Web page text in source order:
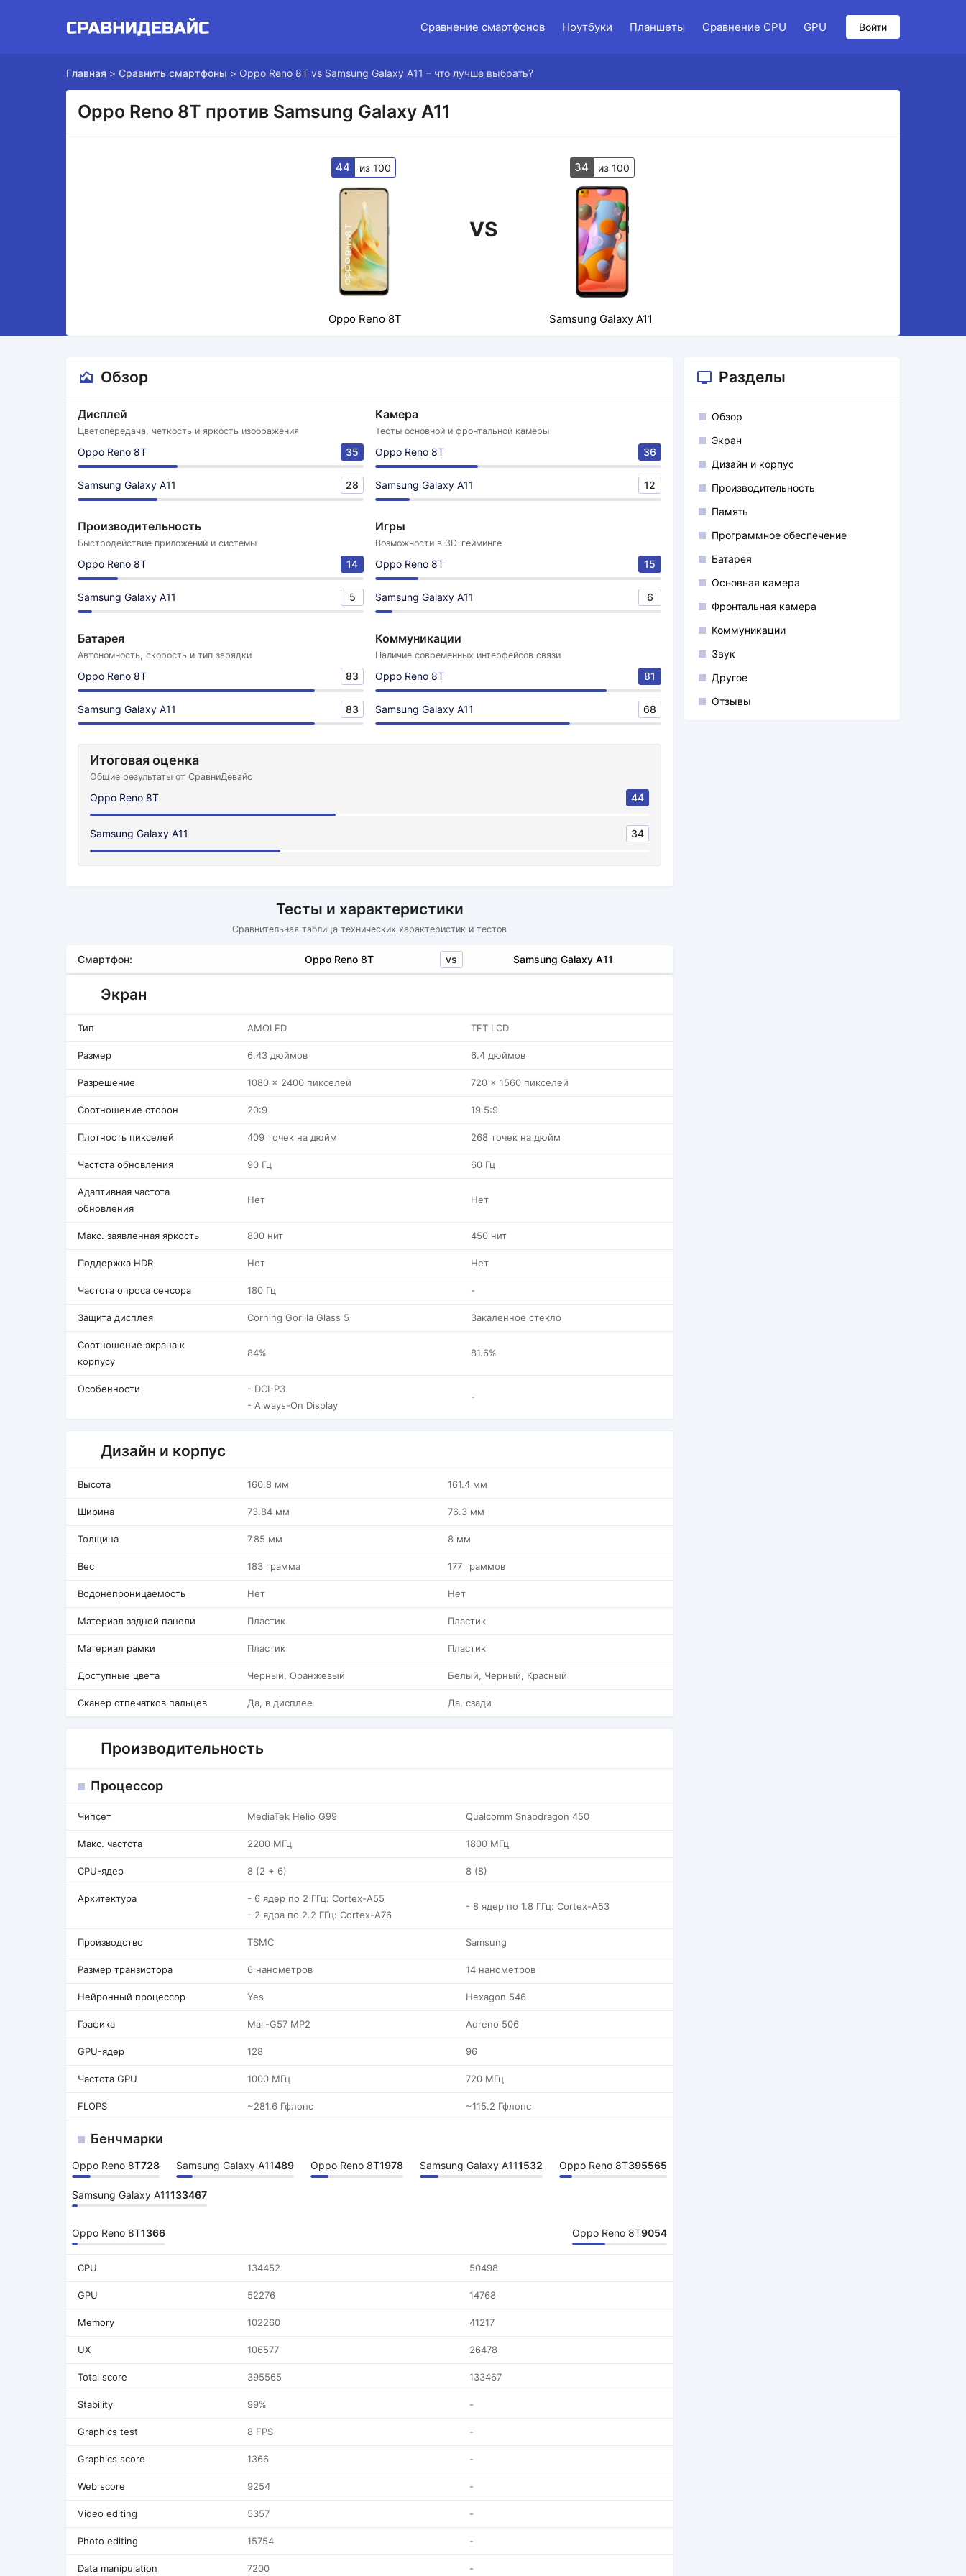
Сравнение смартфонов Ноутбуки Планшеты Сравнение CPU GPU Войти
Главная > Сравнить смартфоны > Oppo Reno 8T vs Samsung Galaxy A11 – что лучше выбрать?
Oppo Reno 8T против Samsung Galaxy A11
44 из 100
VS
34 из 100
Oppo Reno 8T Samsung Galaxy A11
Обзор
Дисплей
Цветопередача, четкость и яркость изображения
Oppo Reno 8T 35
Samsung Galaxy A11 28
Камера
Тесты основной и фронтальной камеры
Oppo Reno 8T 36
Samsung Galaxy A11 12
Производительность
Быстродействие приложений и системы
Oppo Reno 8T 14
Samsung Galaxy A11 5
Игры
Возможности в 3D-гейминге
Oppo Reno 8T 15
Samsung Galaxy A11 6
Батарея
Автономность, скорость и тип зарядки
Oppo Reno 8T 83
Samsung Galaxy A11 83
Коммуникации
Наличие современных интерфейсов связи
Oppo Reno 8T 81
Samsung Galaxy A11 68
Итоговая оценка
Общие результаты от СравниДевайс
Oppo Reno 8T 44
Samsung Galaxy A11 34
Тесты и характеристики
Сравнительная таблица технических характеристик и тестов
Смартфон: Oppo Reno 8T vs Samsung Galaxy A11
Экран
Тип AMOLED TFT LCD
Размер 6.43 дюймов 6.4 дюймов
Разрешение 1080 x 2400 пикселей 720 x 1560 пикселей
Соотношение сторон 20:9 19.5:9
Плотность пикселей 409 точек на дюйм 268 точек на дюйм
Частота обновления 90 Гц 60 Гц
Адаптивная частота
обновления
Нет Нет
Макс. заявленная яркость 800 нит 450 нит
Поддержка HDR Нет Нет
Частота опроса сенсора 180 Гц -
Защита дисплея Corning Gorilla Glass 5 Закаленное стекло
Соотношение экрана к
корпусу
84% 81.6%
Особенности
- DCI-P3
- Always-On Display
-
Дизайн и корпус
Высота 160.8 мм 161.4 мм
Ширина 73.84 мм 76.3 мм
Толщина 7.85 мм 8 мм
Вес 183 грамма 177 граммов
Водонепроницаемость Нет Нет
Материал задней панели Пластик Пластик
Материал рамки Пластик Пластик
Доступные цвета Черный, Оранжевый Белый, Черный, Красный
Сканер отпечатков пальцев Да, в дисплее Да, сзади
Производительность
Процессор
Чипсет MediaTek Helio G99 Qualcomm Snapdragon 450
Макс. частота 2200 МГц 1800 МГц
CPU-ядер 8 (2 + 6) 8 (8)
Архитектура
- 6 ядер по 2 ГГц: Cortex-A55
- 2 ядра по 2.2 ГГц: Cortex-A76
- 8 ядер по 1.8 ГГц: Cortex-A53
Производство TSMC Samsung
Размер транзистора 6 нанометров 14 нанометров
Нейронный процессор Yes Hexagon 546
Графика Mali-G57 MP2 Adreno 506
GPU-ядер 128 96
Частота GPU 1000 МГц 720 МГц
FLOPS ~281.6 Гфлопс ~115.2 Гфлопс
Бенчмарки
Oppo Reno 8T728 Samsung Galaxy A11489 Oppo Reno 8T1978 Samsung Galaxy A111532 Oppo Reno 8T395565
Samsung Galaxy A11133467
Oppo Reno 8T1366 Oppo Reno 8T9054
CPU 134452 50498
GPU 52276 14768
Memory 102260 41217
UX 106577 26478
Total score 395565 133467
Stability 99% -
Graphics test 8 FPS -
Graphics score 1366 -
Web score 9254 -
Video editing 5357 -
Photo editing 15754 -
Data manipulation 7200 -
Разделы
Обзор
Экран
Дизайн и корпус
Производительность
Память
Программное обеспечение
Батарея
Основная камера
Фронтальная камера
Коммуникации
Звук
Другое
Отзывы